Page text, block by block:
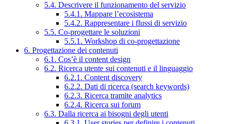
5.4. Descrivere il funzionamento del servizio
5.4.1. Mappare l’ecosistema
5.4.2. Rappresentare i flussi di servizio
5.5. Co-progettare le soluzioni
5.5.1. Workshop di co-progettazione
6. Progettazione dei contenuti
6.1. Cos’è il content design
6.2. Ricerca utente sui contenuti e il linguaggio
6.2.1. Content discovery
6.2.2. Dati di ricerca (search keywords)
6.2.3. Ricerca tramite analytics
6.2.4. Ricerca sui forum
6.3. Dalla ricerca ai bisogni degli utenti